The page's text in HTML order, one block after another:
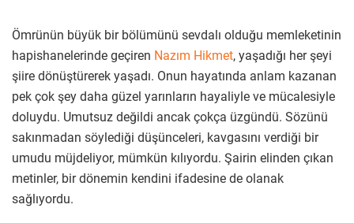
Ömrünün büyük bir bölümünü sevdalı olduğu memleketinin
hapishanelerinde geçiren Nazım Hikmet, yaşadığı her şeyi
şiire dönüştürerek yaşadı. Onun hayatında anlam kazanan
pek çok şey daha güzel yarınların hayaliyle ve mücalesiyle
doluydu. Umutsuz değildi ancak çokça üzgündü. Sözünü
sakınmadan söylediği düşünceleri, kavgasını verdiği bir
umudu müjdeliyor, mümkün kılıyordu. Şairin elinden çıkan
metinler, bir dönemin kendini ifadesine de olanak
sağlıyordu.